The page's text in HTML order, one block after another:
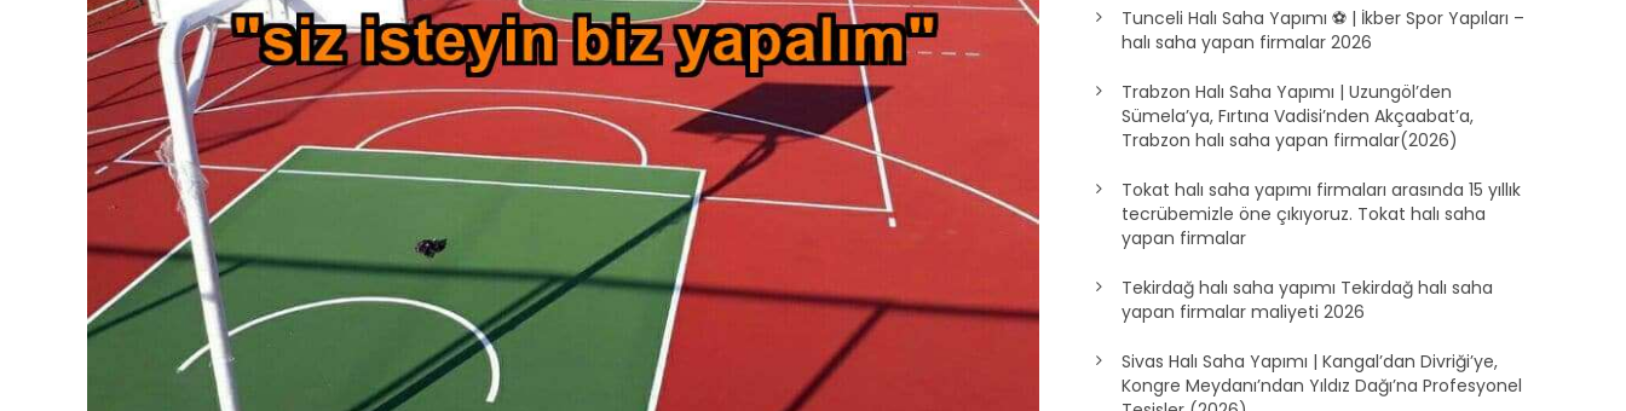
Tunceli Halı Saha Yapımı ⚽ | İkber Spor Yapıları –
halı saha yapan firmalar 2026
Trabzon Halı Saha Yapımı | Uzungöl’den
Sümela’ya, Fırtına Vadisi’nden Akçaabat’a,
Trabzon halı saha yapan firmalar(2026)
Tokat halı saha yapımı firmaları arasında 15 yıllık
tecrübemizle öne çıkıyoruz. Tokat halı saha
yapan firmalar
Tekirdağ halı saha yapımı Tekirdağ halı saha
yapan firmalar maliyeti 2026
Sivas Halı Saha Yapımı | Kangal’dan Divriği’ye,
Kongre Meydanı’ndan Yıldız Dağı’na Profesyonel